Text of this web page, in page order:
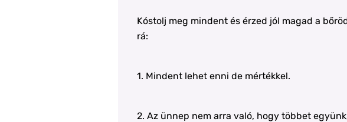
Kóstolj meg mindent és érzed jól magad a
rá:
1. Mindent lehet enni de mértékkel.
2. Az ünnep nem arra való, hogy többet